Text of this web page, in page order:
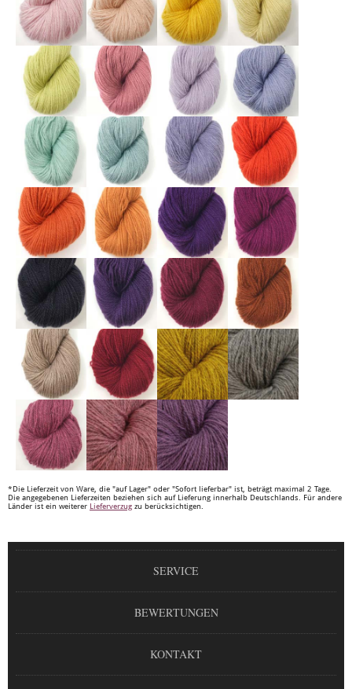
*Die Lieferzeit von Ware, die "auf Lager" oder "Sofort lieferbar" ist, beträgt maximal 2 Tage.
Die angegebenen Lieferzeiten beziehen sich auf Lieferung innerhalb Deutschlands. Für andere
Länder ist ein weiterer Lieferverzug zu berücksichtigen.
SERVICE
BEWERTUNGEN
KONTAKT